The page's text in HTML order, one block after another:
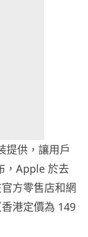
提供，讓用戶
，Apple 於去
方零售店和網
港定價為 149